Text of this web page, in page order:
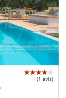
(1 avis)